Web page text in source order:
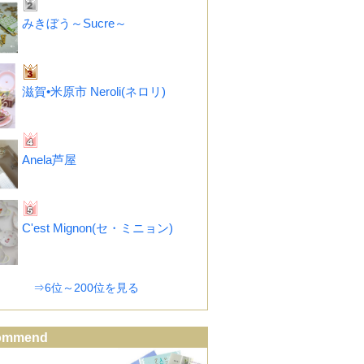
みきぼう～Sucre～
滋賀•米原市 Neroli(ネロリ)
Anela芦屋
C'est Mignon(セ・ミニョン)
⇒6位～200位を見る